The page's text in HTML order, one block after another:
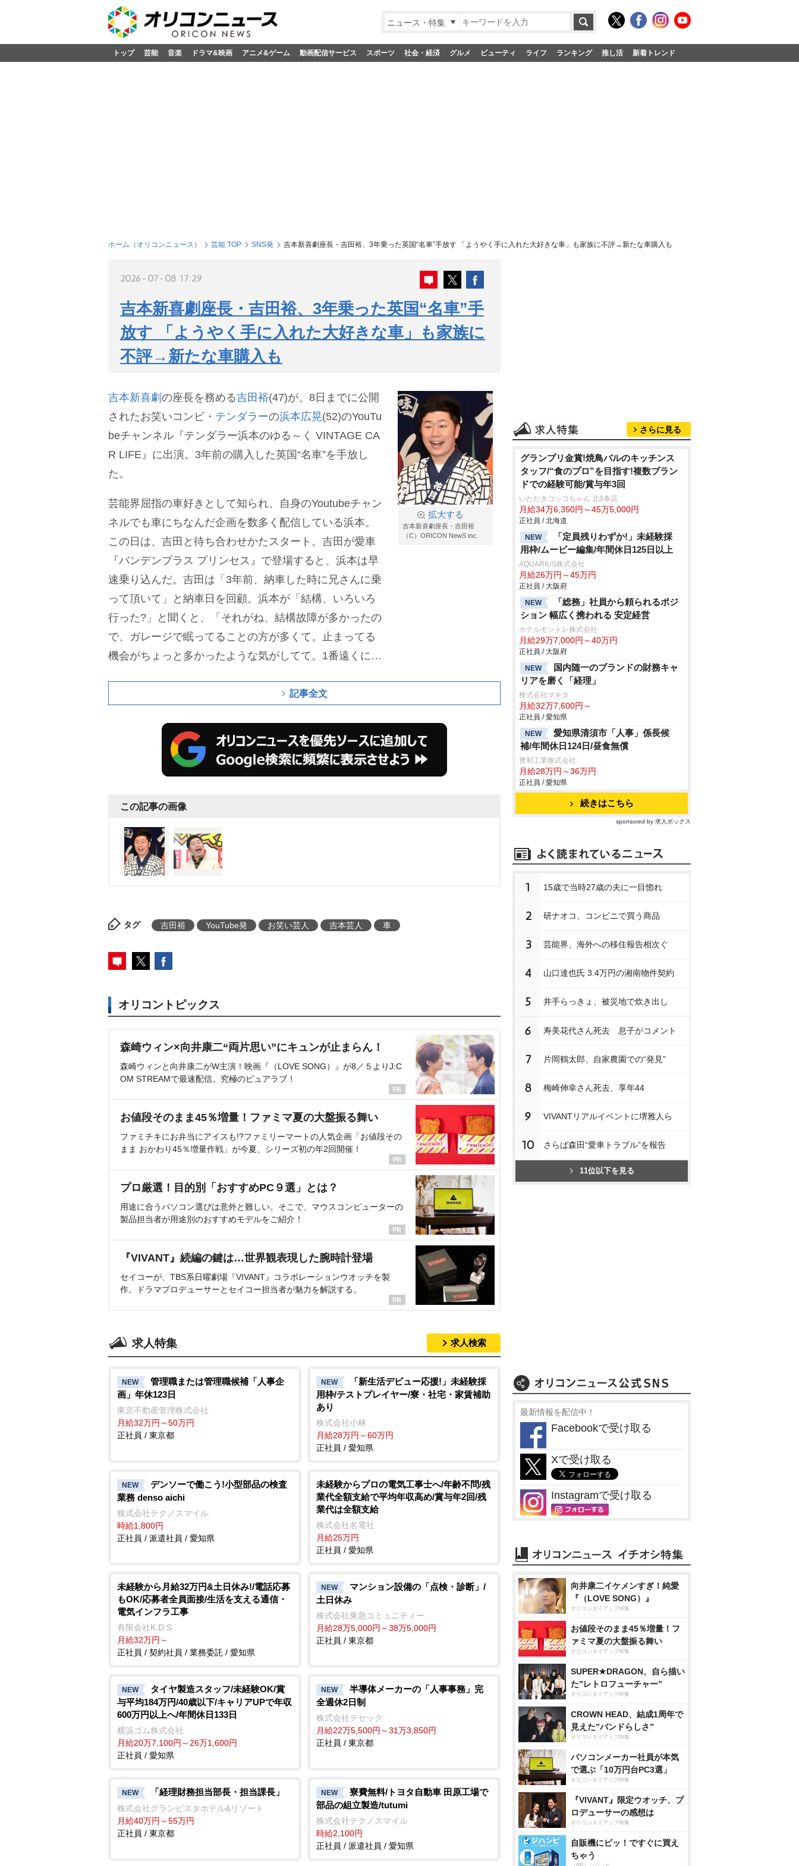
ニュース・特集
トップ 芸能 音楽 ドラマ&映画 アニメ&ゲーム 動画配信サービス スポーツ 社会・経済 グルメ ビューティ ライフ ランキング 推し活 新着トレンド
ホーム（オリコンニュース） 芸能 TOP SNS発 吉本新喜劇座長・吉田裕、3年乗った英国“名車”手放す 「ようやく手に入れた大好きな車」も家族に不評→新たな車購入も
2026-07-08 17:29
吉本新喜劇座長・吉田裕、3年乗った英国“名車”手
放す 「ようやく手に入れた大好きな車」も家族に
不評→新たな車購入も
拡大する
吉本新喜劇座長・吉田裕
（C）ORICON NewS inc.
吉本新喜劇 の座長を務める吉田裕(47)が、8日までに公開
されたお笑いコンビ・ テンダラーの浜本広晃(52)のYouTu
beチャンネル『テンダラー浜本のゆる～く VINTAGE CA
R LIFE』に出演。3年前の購入した英国“名車”を手放し
た。
芸能界屈指の車好きとして知られ、自身のYoutubeチャン
ネルでも車にちなんだ企画を数多く配信している浜本。
この日は、吉田と待ち合わせかたスタート。吉田が愛車
『バンデンプラス プリンセス』で登場すると、浜本は早
速乗り込んだ。吉田は「3年前、納車した時に兄さんに乗
って頂いて」と納車日を回顧。浜本が「結構、いろいろ
行った?」と聞くと、「それがね、結構故障が多かったの
で、ガレージで眠ってることの方が多くて。止まってる
機会がちょっと多かったような気がしてて。1番遠くに行
記事全文
この記事の画像
タグ 吉田裕 YouTube発 お笑い芸人 吉本芸人 車
オリコントピックス
森崎ウィン×向井康二“両片思い”にキュンが止まらん！
森崎ウィンと向井康二がW主演！映画『（LOVE SONG）』が8／５よりJ:C
OM STREAMで最速配信。究極のピュアラブ！
お値段そのまま45％増量！ファミマ夏の大盤振る舞い
ファミチキにお弁当にアイスも!?ファミリーマートの人気企画「お値段その
まま おかわり45％増量作戦」が今夏、シリーズ初の年2回開催！
プロ厳選！目的別「おすすめPC９選」とは？
用途に合うパソコン選びは意外と難しい。そこで、マウスコンピューターの
製品担当者が用途別のおすすめモデルをご紹介！
『VIVANT』続編の鍵は…世界観表現した腕時計登場
セイコーが、TBS系日曜劇場『VIVANT』コラボレーションウオッチを製
作。ドラマプロデューサーとセイコー担当者が魅力を解説する。
求人特集 求人検索
NEW
管理職または管理職候補「人事企
画」年休123日
東京不動産管理株式会社
月給32万円～50万円
正社員 / 東京都
NEW
「新生活デビュー応援!」未経験採
用枠/テストプレイヤー/寮・社宅・家賃補助
あり
株式会社小林
月給28万円～60万円
正社員 / 愛知県
NEW
デンソーで働こう!小型部品の検査
業務 denso aichi
株式会社テクノスマイル
時給1,800円
正社員 / 派遣社員 / 愛知県
未経験からプロの電気工事士へ/年齢不問/残
業代全額支給で平均年収高め/賞与年2回/残
業代は全額支給
株式会社名電社
月給25万円
正社員 / 愛知県
未経験から月給32万円&土日休み!/電話応募
もOK/応募者全員面接/生活を支える通信・
電気インフラ工事
有限会社K.D.S
月給32万円～
正社員 / 契約社員 / 業務委託 / 愛知県
NEW
マンション設備の「点検・診断」/
土日休み
株式会社東急コミュニティー
月給28万5,000円～38万5,000円
正社員 / 東京都
NEW
タイヤ製造スタッフ/未経験OK/賞
与平均184万円/40歳以下/キャリアUPで年収
600万円以上へ/年間休日133日
横浜ゴム株式会社
月給20万7,100円～26万1,600円
正社員 / 愛知県
NEW
半導体メーカーの「人事事務」完
全週休2日制
株式会社テセック
月給22万5,500円～31万3,850円
正社員 / 東京都
NEW 「経理財務担当部長・担当課長」
株式会社グランビスタホテル&リゾート
月給40万円～55万円
正社員 / 東京都
NEW
寮費無料/トヨタ自動車 田原工場で
部品の組立製造/tutumi
株式会社テクノスマイル
時給2,100円
正社員 / 派遣社員 / 愛知県
さらに見る
グランプリ金賞!焼鳥バルのキッチンス
タッフ/“食のプロ”を目指す!複数ブラン
ドでの経験可能/賞与年3回
いただきコッコちゃん 北8条店
月給34万6,350円～45万5,000円
正社員 / 北海道
NEW
「定員残りわずか!」未経験採
用枠/ムービー編集/年間休日125日以上
AQUARIUS株式会社
月給26万円～45万円
正社員 / 大阪府
NEW
「総務」社員から頼られるポジ
ション 幅広く携われる 安定経営
ホテルモントレ株式会社
月給29万7,000円～40万円
正社員 / 大阪府
NEW
国内随一のブランドの財務キャ
リアを磨く「経理」
株式会社マキタ
月給32万7,600円～
正社員 / 愛知県
NEW
愛知県清須市「人事」係長候
補/年間休日124日/昼食無償
豊和工業株式会社
月給28万円～36万円
正社員 / 愛知県
続きはこちら
sponsored by 求人ボックス
1 15歳で当時27歳の夫に一目惚れ
2 研ナオコ、コンビニで買う商品
3 芸能界、海外への移住報告相次ぐ
4 山口達也氏 3.4万円の湘南物件契約
5 井手らっきょ、被災地で炊き出し
6 寿美花代さん死去 息子がコメント
7 片岡鶴太郎、自家農園での“発見”
8 梅崎伸幸さん死去、享年44
9 VIVANTリアルイベントに堺雅人ら
10 さらば森田“愛車トラブル”を報告
11位以下を見る
最新情報を配信中！
Facebookで受け取る
Xで受け取る
Instagramで受け取る
向井康二イケメンすぎ！純愛
『（LOVE SONG）』
オリコンタイアップ特集
お値段そのまま45％増量！フ
ァミマ夏の大盤振る舞い
オリコンタイアップ特集
SUPER★DRAGON、自ら描い
た”レトロフューチャー”
オリコンタイアップ特集
CROWN HEAD、結成1周年で
見えた”バンドらしさ”
オリコンタイアップ特集
パソコンメーカー社員が本気
で選ぶ「10万円台PC3選」
オリコンタイアップ特集
『VIVANT』限定ウオッチ、プ
ロデューサーの感想は
オリコンタイアップ特集
自販機にピッ！ですぐに買え
ちゃう